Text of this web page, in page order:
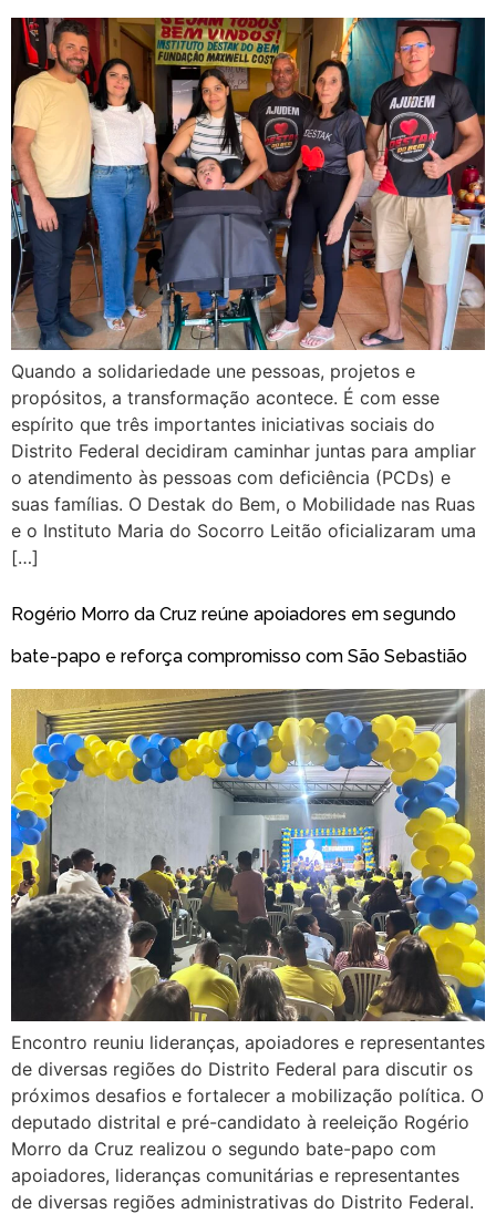
Quando a solidariedade une pessoas, projetos e
propósitos, a transformação acontece. É com esse
espírito que três importantes iniciativas sociais do
Distrito Federal decidiram caminhar juntas para ampliar
o atendimento às pessoas com deficiência (PCDs) e
suas famílias. O Destak do Bem, o Mobilidade nas Ruas
e o Instituto Maria do Socorro Leitão oficializaram uma
[…]
Rogério Morro da Cruz reúne apoiadores em segundo
bate-papo e reforça compromisso com São Sebastião
Encontro reuniu lideranças, apoiadores e representantes
de diversas regiões do Distrito Federal para discutir os
próximos desafios e fortalecer a mobilização política. O
deputado distrital e pré-candidato à reeleição Rogério
Morro da Cruz realizou o segundo bate-papo com
apoiadores, lideranças comunitárias e representantes
de diversas regiões administrativas do Distrito Federal.